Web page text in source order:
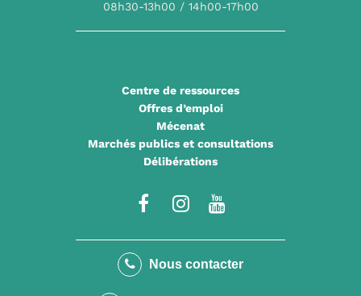
08h30-13h00 / 14h00-17h00
Centre de ressources
Offres d’emploi
Mécenat
Marchés publics et consultations
Délibérations
Lien
le
Lien
le
la
Nous contacter